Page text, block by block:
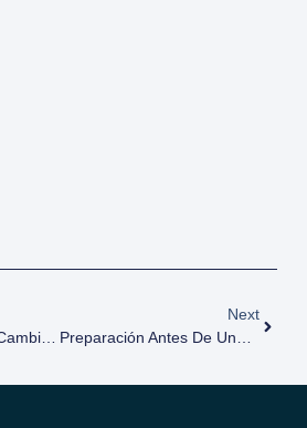
Esta Plática Podría Cambiar Tu Vida: Presentación En La Feria Internacional Del Libro Monterrey
Next